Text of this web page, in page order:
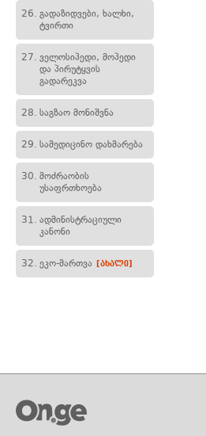
26. გადაზიდვები, ხალხი,
ტვირთი
27. ველოსიპედი, მოპედი
და პირუტყვის
გადარეკვა
28. საგზაო მონიშვნა
29. სამედიცინო დახმარება
30. მოძრაობის
უსაფრთხოება
31. ადმინისტრაციული
კანონი
32. ეკო-მართვა [ახალი]